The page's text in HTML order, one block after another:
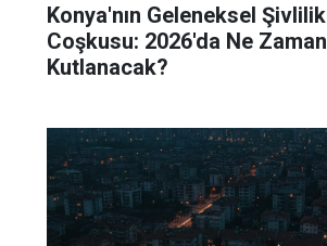
Konya'nın Geleneksel Şivlilik
Coşkusu: 2026'da Ne Zaman
Kutlanacak?